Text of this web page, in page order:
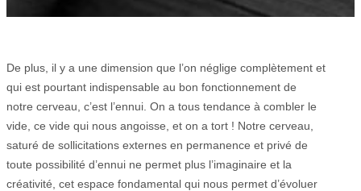
De plus, il y a une dimension que l’on néglige complètement et
qui est pourtant indispensable au bon fonctionnement de
notre cerveau, c’est l’ennui. On a tous tendance à combler le
vide, ce vide qui nous angoisse, et on a tort ! Notre cerveau,
saturé de sollicitations externes en permanence et privé de
toute possibilité d’ennui ne permet plus l’imaginaire et la
créativité, cet espace fondamental qui nous permet d’évoluer